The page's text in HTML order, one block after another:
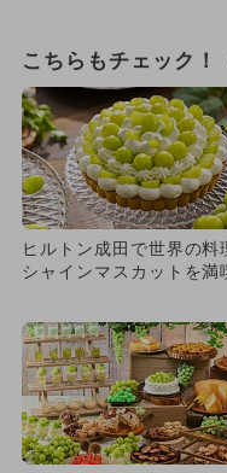
こちらもチェック！
ヒルトン成田で世界の料
シャインマスカットを満